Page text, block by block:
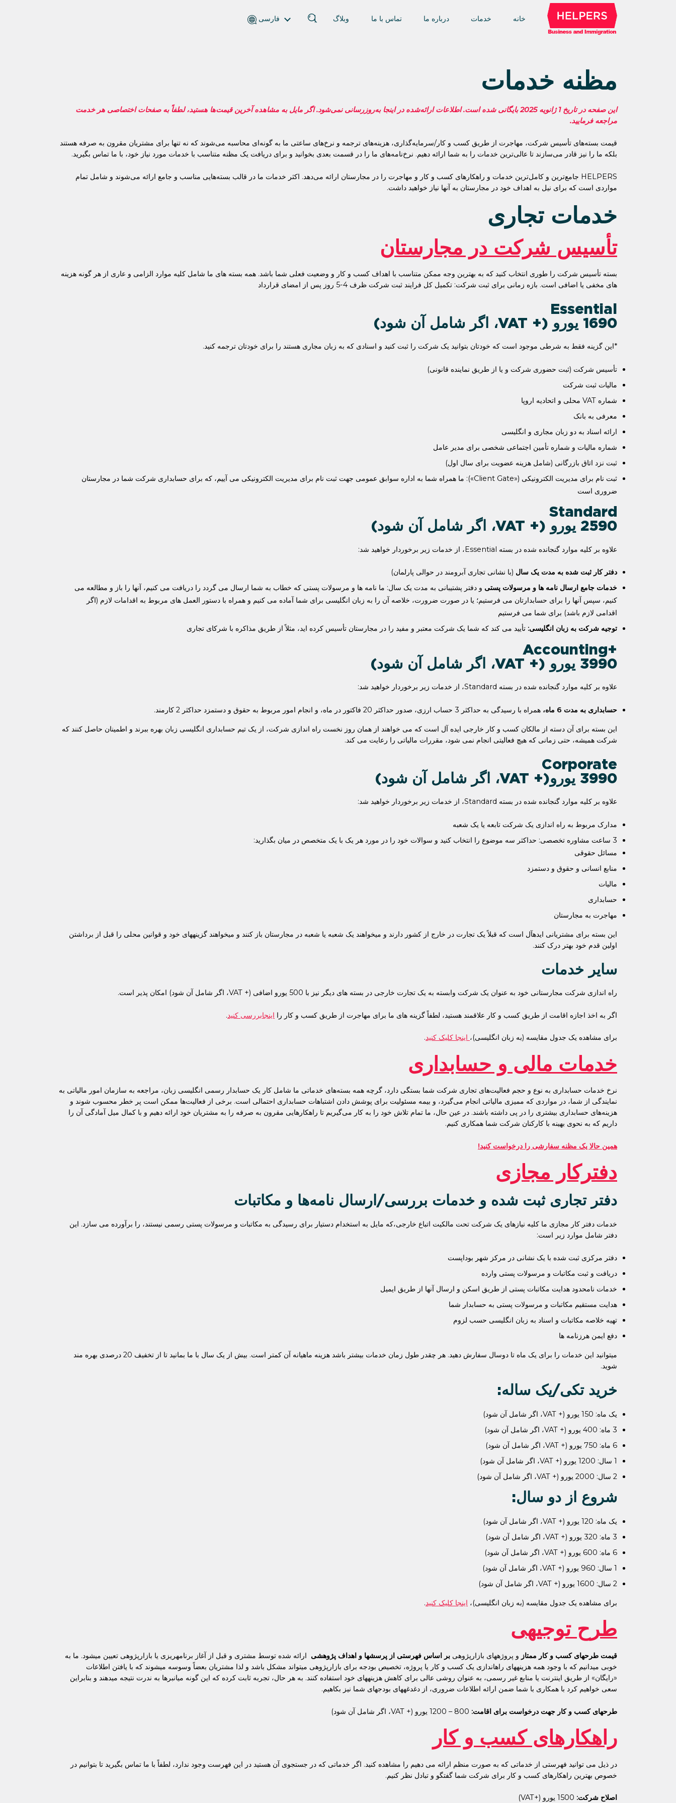
خانه خدمات درباره ما تماس با ما وبلاگ فارسی
مظنه خدمات
این صفحه در تاریخ 1 ژانویه 2025 بایگانی شده است. اطلاعات ارائه‌شده در اینجا به‌روزرسانی نمی‌شود. اگر مایل به مشاهده آخرین قیمت‌ها هستید، لطفاً به صفحات اختصاصی هر خدمت
مراجعه فرمایید.
قیمت بسته‌های تأسیس شرکت، مهاجرت از طریق کسب و کار/سرمایه‌گذاری، هزینه‌های ترجمه و نرخ‌های ساعتی ما به گونه‌ای محاسبه می‌شوند که نه تنها برای مشتریان مقرون به صرفه هستند
بلکه ما را نیز قادر می‌سازند تا عالی‌ترین خدمات را به شما ارائه دهیم. نرخ‌نامه‌های ما را در قسمت بعدی بخوانید و برای دریافت یک مظنه متناسب با خدمات مورد نیاز خود، با ما تماس بگیرید.
HELPERS جامع‌ترین و کامل‌ترین خدمات و راهکارهای کسب و کار و مهاجرت را در مجارستان ارائه می‌دهد. اکثر خدمات ما در قالب بسته‌هایی مناسب و جامع ارائه می‌شوند و شامل تمام
مواردی است که برای نیل به اهداف خود در مجارستان به آنها نیاز خواهید داشت.
خدمات تجاری
تأسیس شرکت در مجارستان
بسته تأسیس شرکت را طوری انتخاب کنید که به بهترین وجه ممکن متناسب با اهداف کسب و کار و وضعیت فعلی شما باشد. همه بسته های ما شامل کلیه موارد الزامی و عاری از هر گونه هزینه
های مخفی یا اضافی است. بازه زمانی برای ثبت شرکت: تکمیل کل فرایند ثبت شرکت ظرف 4-5 روز پس از امضای قرارداد
Essential
1690 یورو (+ VAT، اگر شامل آن شود)
*این گزینه فقط به شرطی موجود است که خودتان بتوانید یک شرکت را ثبت کنید و اسنادی که به زبان مجاری هستند را برای خودتان ترجمه کنید.
تأسیس شرکت (ثبت حضوری شرکت و یا از طریق نماینده قانونی)
مالیات ثبت شرکت
شماره VAT محلی و اتحادیه اروپا
معرفی به بانک
ارائه اسناد به دو زبان مجاری و انگلیسی
شماره مالیات و شماره تأمین اجتماعی شخصی برای مدیر عامل
ثبت نزد اتاق بازرگانی (شامل هزینه عضویت برای سال اول)
ثبت نام برای مدیریت الکترونیکی («Client Gate»): ما همراه شما به اداره سوابق عمومی جهت ثبت نام برای مدیریت الکترونیکی می آییم، که برای حسابداری شرکت شما در مجارستان
ضروری است
Standard
2590 یورو (+ VAT، اگر شامل آن شود)
علاوه بر کلیه موارد گنجانده شده در بسته Essential، از خدمات زیر برخوردار خواهید شد:
دفتر کار ثبت شده به مدت یک سال (با نشانی تجاری آبرومند در حوالی پارلمان)
خدمات جامع ارسال نامه ها و مرسولات پستی و دفتر پشتیبانی به مدت یک سال: ما نامه ها و مرسولات پستی که خطاب به شما ارسال می گردد را دریافت می کنیم، آنها را باز و مطالعه می
کنیم، سپس آنها را برای حسابدارتان می فرستیم؛ یا در صورت ضرورت، خلاصه آن را به زبان انگلیسی برای شما آماده می کنیم و همراه با دستور العمل های مربوط به اقدامات لازم (اگر
اقدامی لازم باشد) برای شما می فرستیم
توجیه شرکت به زبان انگلیسی: تأیید می کند که شما یک شرکت معتبر و مفید را در مجارستان تأسیس کرده اید، مثلاً از طریق مذاکره با شرکای تجاری
+Accounting
3990 یورو (+ VAT، اگر شامل آن شود)
علاوه بر کلیه موارد گنجانده شده در بسته Standard، از خدمات زیر برخوردار خواهید شد:
حسابداری به مدت 6 ماه، همراه با رسیدگی به حداکثر 3 حساب ارزی، صدور حداکثر 20 فاکتور در ماه، و انجام امور مربوط به حقوق و دستمزد حداکثر 2 کارمند.
این بسته برای آن دسته از مالکان کسب و کار خارجی ایده آل است که می خواهند از همان روز نخست راه اندازی شرکت، از یک تیم حسابداری انگلیسی زبان بهره ببرند و اطمینان حاصل کنند که
شرکت همیشه، حتی زمانی که هیچ فعالیتی انجام نمی شود، مقررات مالیاتی را رعایت می کند.
Corporate
3990 یورو (+ VAT، اگر شامل آن شود)
علاوه بر کلیه موارد گنجانده شده در بسته Standard، از خدمات زیر برخوردار خواهید شد:
مدارک مربوط به راه اندازی یک شرکت تابعه یا یک شعبه
3 ساعت مشاوره تخصصی: حداکثر سه موضوع را انتخاب کنید و سوالات خود را در مورد هر یک با یک متخصص در میان بگذارید:
مسائل حقوقی
منابع انسانی و حقوق و دستمزد
مالیات
حسابداری
مهاجرت به مجارستان
این بسته برای مشتریانی ایدهآل است که قبلاً یک تجارت در خارج از کشور دارند و میخواهند یک شعبه یا شعبه در مجارستان باز کنند و میخواهند گزینههای خود و قوانین محلی را قبل از برداشتن
اولین قدم خود بهتر درک کنند.
سایر خدمات
راه اندازی شرکت مجارستانی خود به عنوان یک شرکت وابسته به یک تجارت خارجی در بسته های دیگر نیز با 500 یورو اضافی (+ VAT، اگر شامل آن شود) امکان پذیر است.
اگر به اخذ اجازه اقامت از طریق کسب و کار علاقمند هستید، لطفاً گزینه های ما برای مهاجرت از طریق کسب و کار را اینجابررسی کنید.
برای مشاهده یک جدول مقایسه (به زبان انگلیسی)، اینجا کلیک کنید.
خدمات مالی و حسابداری
نرخ خدمات حسابداری به نوع و حجم فعالیت‌های تجاری شرکت شما بستگی دارد، گرچه همه بسته‌های خدماتی ما شامل کار یک حسابدار رسمی انگلیسی زبان، مراجعه به سازمان امور مالیاتی به
نمایندگی از شما، در مواردی که ممیزی مالیاتی انجام می‌گیرد، و بیمه مسئولیت برای پوشش دادن اشتباهات حسابداری احتمالی است. برخی از فعالیت‌ها ممکن است پر خطر محسوب شوند و
هزینه‌های حسابداری بیشتری را در پی داشته باشند. در عین حال، ما تمام تلاش خود را به کار می‌گیریم تا راهکارهایی مقرون به صرفه را به مشتریان خود ارائه دهیم و با کمال میل آمادگی آن را
داریم که به نحوی بهینه با کارکنان شرکت شما همکاری کنیم.
همین حالا یک مظنه سفارشی را درخواست کنید!
دفترکار مجازی
دفتر تجاری ثبت شده و خدمات بررسی/ارسال نامه‌ها و مکاتبات
خدمات دفتر کار مجازی ما کلیه نیازهای یک شرکت تحت مالکیت اتباع خارجی،که مایل به استخدام دستیار برای رسیدگی به مکاتبات و مرسولات پستی رسمی نیستند، را برآورده می سازد. این
دفتر شامل موارد زیر است:
دفتر مرکزی ثبت شده با یک نشانی در مرکز شهر بوداپست
دریافت و ثبت مکاتبات و مرسولات پستی وارده
خدمات نامحدود هدایت مکاتبات پستی از طریق اسکن و ارسال آنها از طریق ایمیل
هدایت مستقیم مکاتبات و مرسولات پستی به حسابدار شما
تهیه خلاصه مکاتبات و اسناد به زبان انگلیسی حسب لزوم
دفع ایمن هرزنامه ها
میتوانید این خدمات را برای یک ماه تا دوسال سفارش دهید. هر چقدر طول زمان خدمات بیشتر باشد هزینه ماهیانه آن کمتر است. بیش از یک سال با ما بمانید تا از تخفیف 20 درصدی بهره مند
شوید.
خرید تکی/یک ساله:
یک ماه: 150 یورو (+ VAT، اگر شامل آن شود)
3 ماه: 400 یورو (+ VAT، اگر شامل آن شود)
6 ماه: 750 یورو (+ VAT، اگر شامل آن شود)
1 سال: 1200 یورو (+ VAT، اگر شامل آن شود)
2 سال: 2000 یورو (+ VAT، اگر شامل آن شود)
شروع از دو سال:
یک ماه: 120 یورو (+ VAT، اگر شامل آن شود)
3 ماه: 320 یورو (+ VAT، اگر شامل آن شود)
6 ماه: 600 یورو (+ VAT، اگر شامل آن شود)
1 سال: 960 یورو (+ VAT، اگر شامل آن شود)
2 سال: 1600 یورو (+ VAT، اگر شامل آن شود)
برای مشاهده یک جدول مقایسه (به زبان انگلیسی)، اینجا کلیک کنید.
طرح توجیهی
قیمت طرحهای کسب و کار ممتاز و پروژههای بازارپژوهی بر اساس فهرستی از پرسشها و اهداف پژوهشی ارائه شده توسط مشتری و قبل از آغاز برنامهریزی یا بازارپژوهی تعیین میشود. ما به
خوبی میدانیم که با وجود همه هزینههای راهاندازی یک کسب و کار یا پروژه، تخصیص بودجه برای بازارپژوهی میتواند مشکل باشد و لذا مشتریان بعضاً وسوسه میشوند که با یافتن اطلاعات
«رایگان» از طریق اینترنت یا منابع غیر رسمی، به عنوان روشی عالی برای کاهش هزینههای خود استفاده کنند. به هر حال، تجربه ثابت کرده که این گونه میانبرها به ندرت نتیجه میدهند و بنابراین
سعی خواهیم کرد با همکاری با شما ضمن ارائه اطلاعات ضروری، از دغدغههای بودجهای شما نیز بکاهیم.
طرحهای کسب و کار جهت درخواست برای اقامت:
راهکارهای کسب و کار
در ذیل می توانید فهرستی از خدماتی که به صورت منظم ارائه می دهیم را مشاهده کنید. اگر خدماتی که در جستجوی آن هستید در این فهرست وجود ندارد، لطفاً با ما تماس بگیرید تا بتوانیم در
خصوص بهترین راهکارهای کسب و کار برای شرکت شما گفتگو و تبادل نظر کنیم.
اصلاح شرکت: